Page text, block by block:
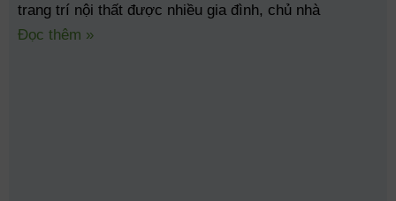
trang trí nội thất được nhiều gia đình, chủ nhà
Đọc thêm »